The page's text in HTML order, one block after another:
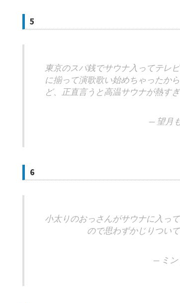
5
東京のスパ銭でサウナ入ってテレ
に揃って演歌歌い始めちゃったか
ど、正直言うと高温サウナが熱す
— 望月
6
小太りのおっさんがサウナに入っ
ので思わずかじりつい
— ミン